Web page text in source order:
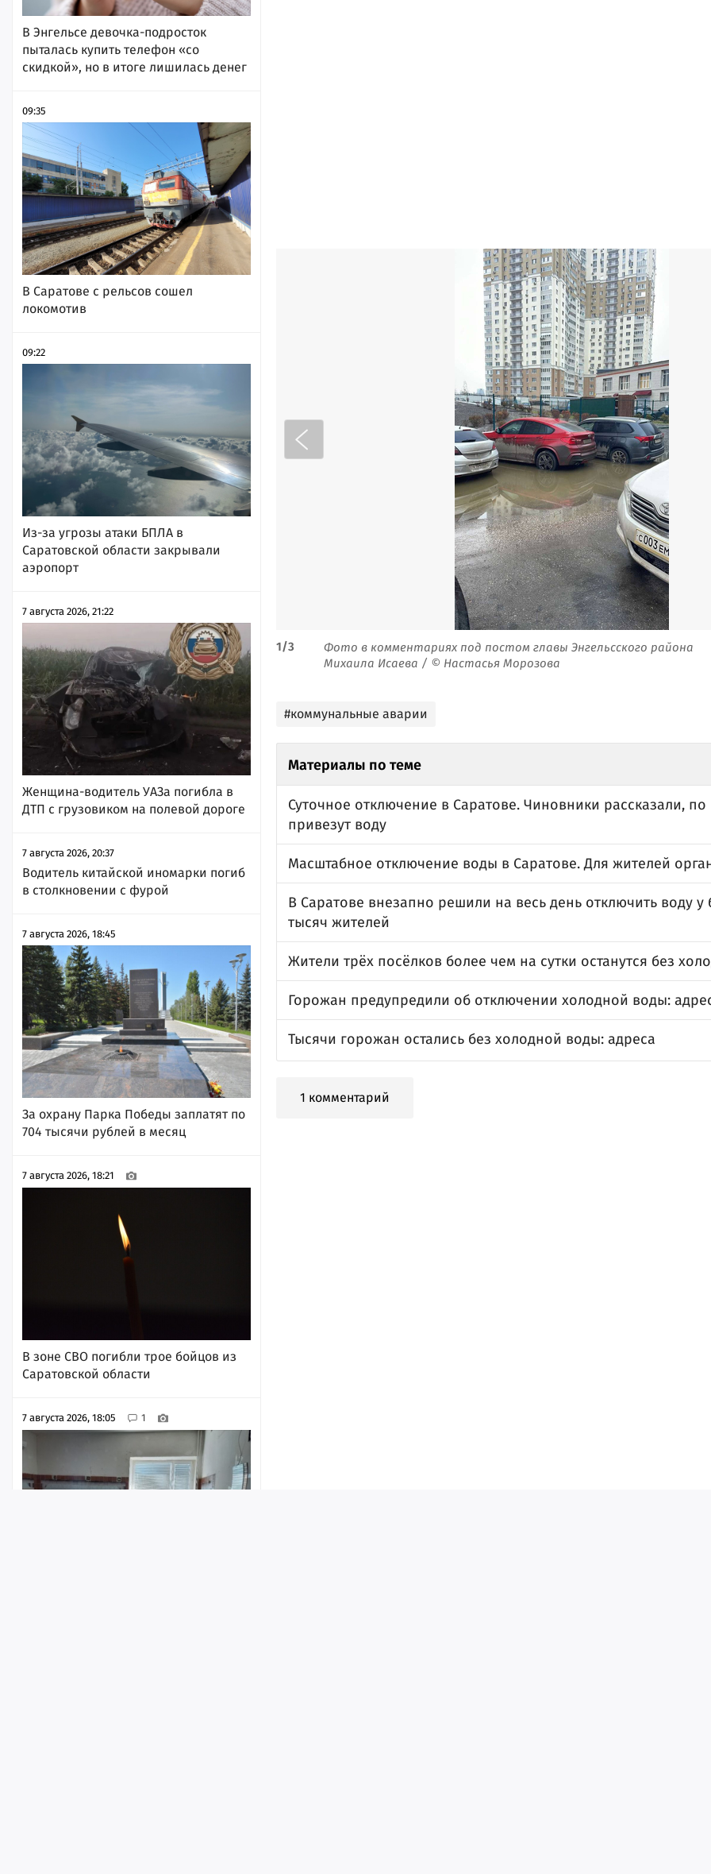
В Энгельсе девочка-подросток
пыталась купить телефон «со
скидкой», но в итоге лишилась денег
09:35
В Саратове с рельсов сошел
локомотив
09:22
Из-за угрозы атаки БПЛА в
Саратовской области закрывали
аэропорт
7 августа 2026, 21:22
Женщина-водитель УАЗа погибла в
ДТП с грузовиком на полевой дороге
7 августа 2026, 20:37
Водитель китайской иномарки погиб
в столкновении с фурой
7 августа 2026, 18:45
За охрану Парка Победы заплатят по
704 тысячи рублей в месяц
7 августа 2026, 18:21
В зоне СВО погибли трое бойцов из
Саратовской области
7 августа 2026, 18:05 1
1/3
Фото в комментариях под постом главы Энгельсского района
Михаила Исаева / © Настасья Морозова
#коммунальные аварии
Материалы по теме
Суточное отключение в Саратове. Чиновники рассказали,
привезут воду
Масштабное отключение воды в Саратове. Для жителей
В Саратове внезапно решили на весь день отключить воду у
тысяч жителей
Жители трёх посёлков более чем на сутки останутся без
Горожан предупредили об отключении холодной воды:
Тысячи горожан остались без холодной воды: адреса
1 комментарий